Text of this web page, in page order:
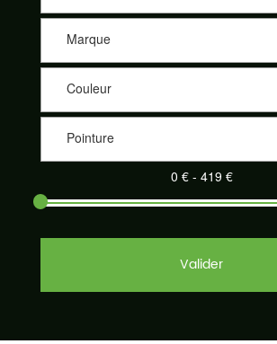
Marque
Couleur
Pointure
Valider